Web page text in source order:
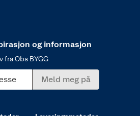
og informasjon
fra Obs BYGG
Meld meg på